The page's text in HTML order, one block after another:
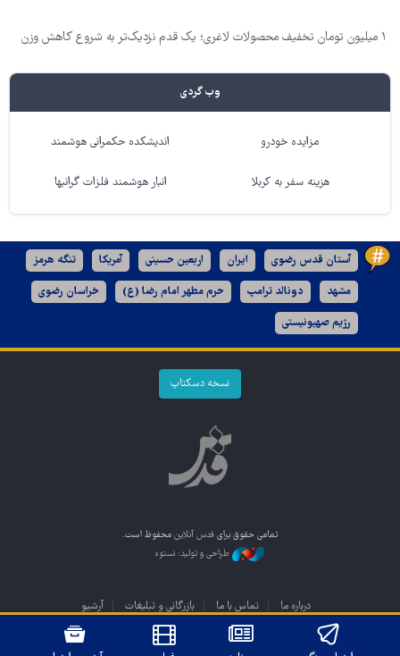
۱ میلیون تومان تخفیف محصولات لاغری؛ یک قدم نزدیک‌تر به شروع کاهش وزن
وب گردی
مزایده خودرو اندیشکده حکمرانی هوشمند
هزینه سفر به کربلا انبار هوشمند فلزات گرانبها
آستان قدس رضوی ایران اربعین حسینی آمریکا تنگه هرمز
مشهد دونالد ترامپ حرم مطهر امام رضا (ع) خراسان رضوی
رژیم صهیونیستی
نسخه دسکتاپ
تمامی حقوق برای قدس آنلاین محفوظ است.
طراحی و تولید: نستوه
درباره ما تماس با ما بازرگانی و تبلیغات آرشیو